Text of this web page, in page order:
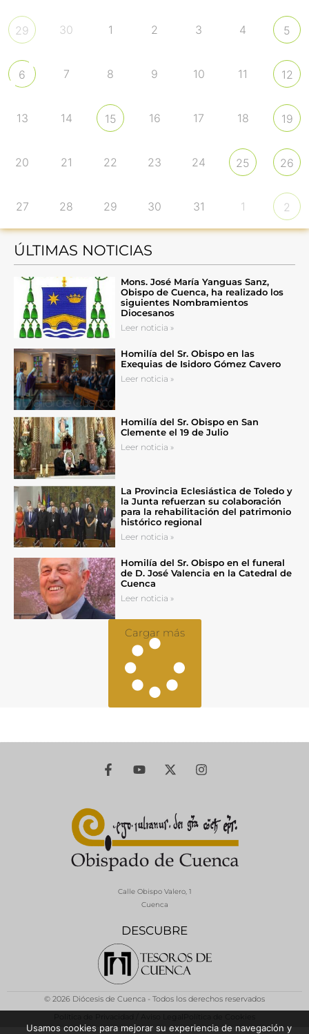
29 30 1 2 3 4 5
6 7 8 9 10 11 12
13 14 15 16 17 18 19
20 21 22 23 24 25 26
27 28 29 30 31 1 2
ÚLTIMAS NOTICIAS
Mons. José María Yanguas Sanz,
Obispo de Cuenca, ha realizado los
siguientes Nombramientos
Diocesanos
Leer noticia »
Homilía del Sr. Obispo en las
Exequias de Isidoro Gómez Cavero
Leer noticia »
Homilía del Sr. Obispo en San
Clemente el 19 de Julio
Leer noticia »
La Provincia Eclesiástica de Toledo y
la Junta refuerzan su colaboración
para la rehabilitación del patrimonio
histórico regional
Leer noticia »
Homilía del Sr. Obispo en el funeral
de D. José Valencia en la Catedral de
Cuenca
Leer noticia »
Cargar más
DESCUBRE
Calle Obispo Valero, 1
Cuenca
© 2026 Diócesis de Cuenca - Todos los derechos reservados
Usamos cookies para mejorar su experiencia de navegación y